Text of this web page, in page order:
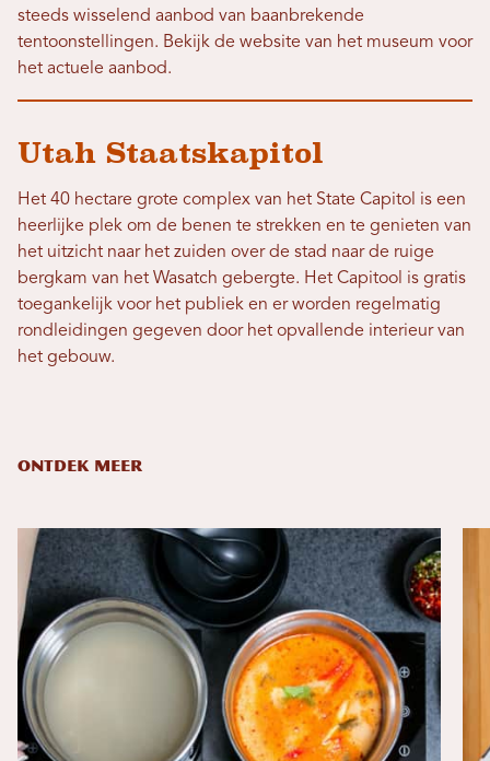
steeds wisselend aanbod van baanbrekende
tentoonstellingen. Bekijk de website van het museum voor
het actuele aanbod.
Utah Staatskapitol
Het 40 hectare grote complex van het State Capitol is een
heerlijke plek om de benen te strekken en te genieten van
het uitzicht naar het zuiden over de stad naar de ruige
bergkam van het Wasatch gebergte. Het Capitool is gratis
toegankelijk voor het publiek en er worden regelmatig
rondleidingen gegeven door het opvallende interieur van
het gebouw.
ONTDEK MEER